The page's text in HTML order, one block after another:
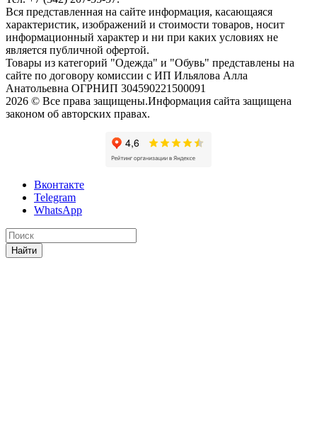
Вся представленная на сайте информация, касающаяся
характеристик, изображений и стоимости товаров, носит
информационный характер и ни при каких условиях не
является публичной офертой.
Товары из категорий "Одежда" и "Обувь" представлены на
сайте по договору комиссии с ИП Ильялова Алла
Анатольевна ОГРНИП 304590221500091
2026 © Все права защищены.Информация сайта защищена
законом об авторских правах.
Вконтакте
Telegram
WhatsApp
Найти